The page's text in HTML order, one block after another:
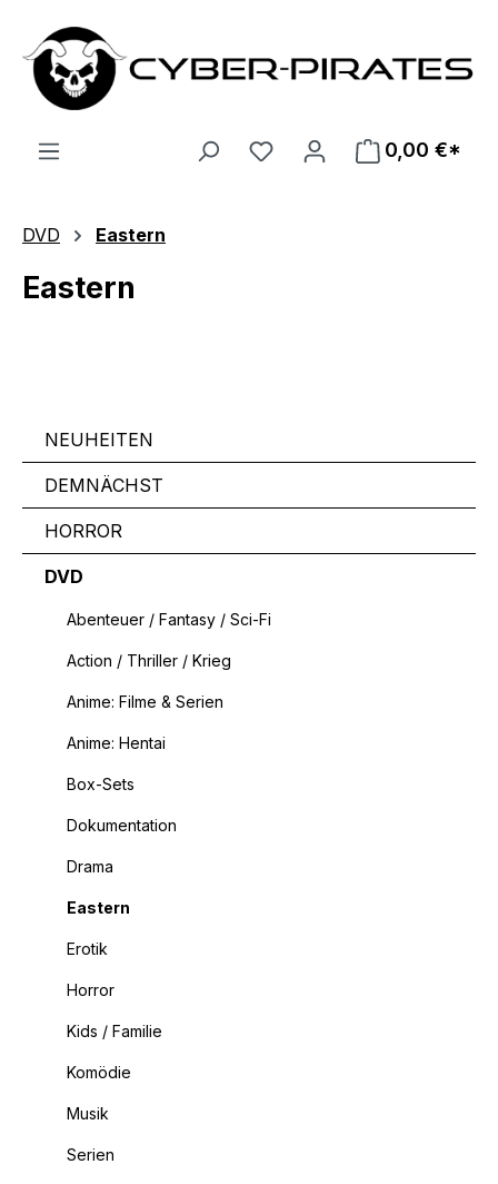
Zum Hauptinhalt springen
0,00 €*
DVD Eastern
Eastern
NEUHEITEN
DEMNÄCHST
HORROR
DVD
Abenteuer / Fantasy / Sci-Fi
Action / Thriller / Krieg
Anime: Filme & Serien
Anime: Hentai
Box-Sets
Dokumentation
Drama
Eastern
Erotik
Horror
Kids / Familie
Komödie
Musik
Serien